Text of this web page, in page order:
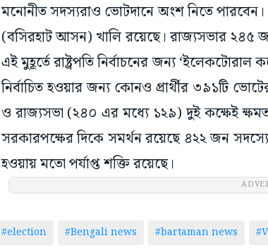
মনোনীত সদস্যরাও ভোটদানে অংশ নিতে
(বসিরহাট আসন) খালি রয়েছে। রাজ্যসভার ২৪৫
এই মুহূর্তে রাষ্ট্রপতি নির্বাচনের জন্য
নির্বাচিত হওয়ার জন্য কোনও প্রার্থীর ৩৯১টি
ও রাজ্যসভা (২৪০ এর মধ্যে ১২৯) দুই কক্ষেই
সরকারপক্ষের দিকে সমর্থন রয়েছে ৪২২ জন
হওয়ায় মতো পর্যাপ্ত শক্তি রয়েছে।
#election #Bengali news #bartaman news